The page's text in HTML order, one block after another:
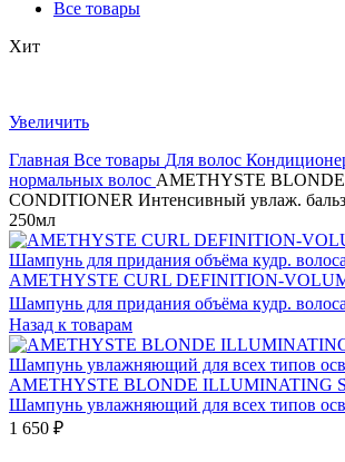
Все товары
Хит
Увеличить
Главная Все товары Для волос
нормальных волос AMETHYSTE
CONDITIONER Интенсивный увлаж.
250мл
AMETHYSTE CURL DEFINITION-
Шампунь для придания объёма кудр.
Назад к товарам
AMETHYSTE BLONDE ILLUMINATING
Шампунь увлажняющий для всех типов
1 650 ₽